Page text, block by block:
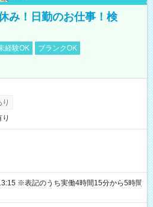
み！日勤のお仕事！検
経験OK
ブランクOK
から5時間